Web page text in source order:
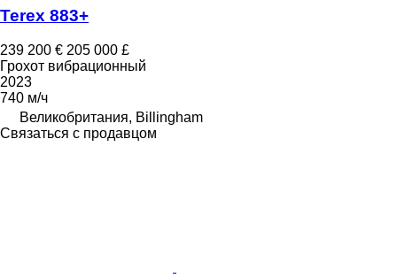
Terex 883+
239 200 € 205 000 £
Грохот вибрационный
2023
740 м/ч
Великобритания, Billingham
Связаться с продавцом